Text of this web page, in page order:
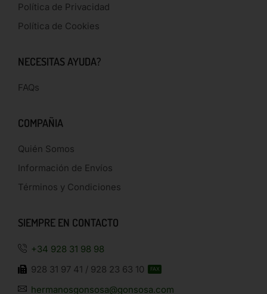
Política de Privacidad
Política de Cookies
NECESITAS AYUDA?
FAQs
COMPAÑIA
Quién Somos
Información de Envíos
Términos y Condiciones
SIEMPRE EN CONTACTO
+34 928 31 98 98
928 31 97 41 / 928 23 63 10
FAX
hermanosgonsosa@gonsosa.com